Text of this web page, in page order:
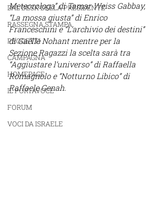
DAL DESK DELLA PRESIDENTE
RASSEGNA STAMPA
PROGETTI
CAMPAGNA
HOMEPAGE
IL PORTAVOCE
FORUM
VOCI DA ISRAELE
Meteorologa” di Tamar Weiss Gabbay,
“La mossa giusta” di Enrico
Franceschini e “L’archivio dei destini”
di Gaëlle Nohant mentre per la
Sezione Ragazzi la scelta sarà tra
“Aggiustare l’universo” di Raffaella
Romagnolo e “Notturno Libico” di
Raffaele Genah.